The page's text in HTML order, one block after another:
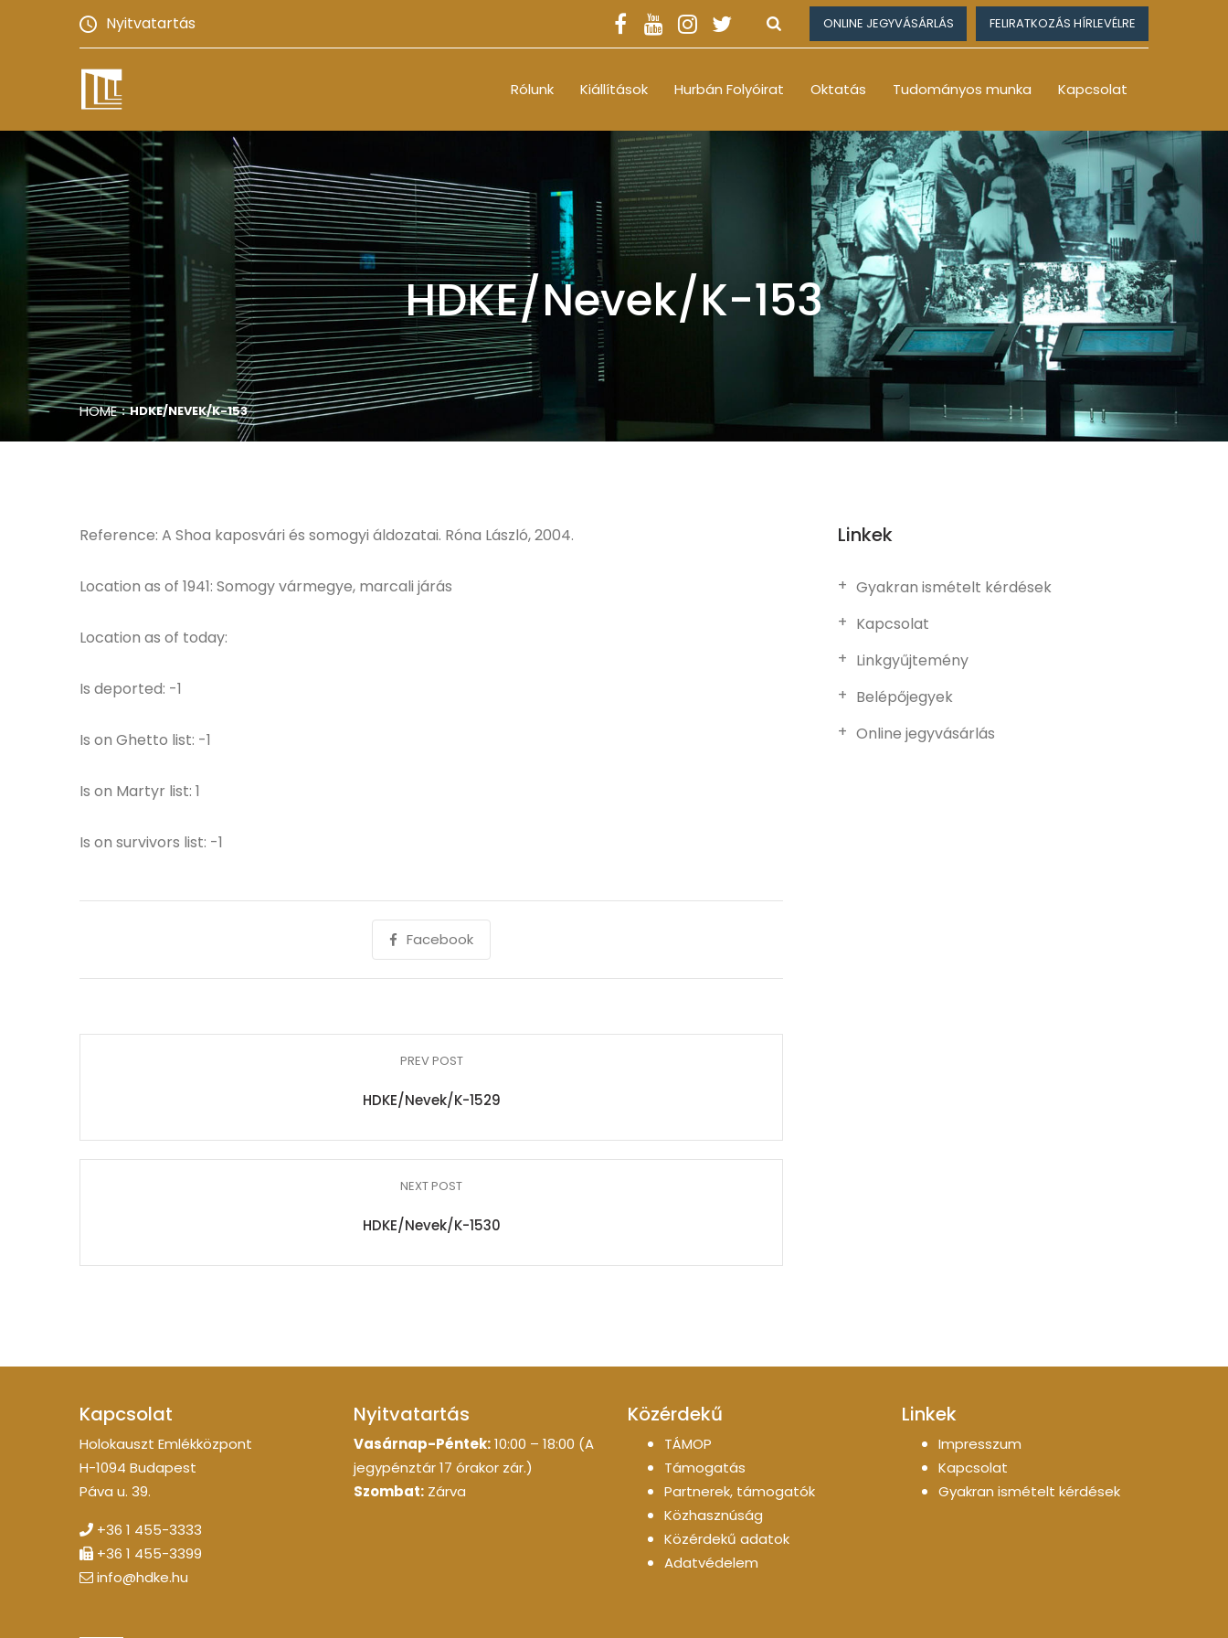
Nyitvatartás ONLINE JEGYVÁSÁRLÁS FELIRATKOZÁS HÍRLEVÉLRE
Rólunk Kiállítások Hurbán Folyóirat Oktatás Tudományos munka Kapcsolat
HDKE/Nevek/K-153
HOME HDKE/NEVEK/K-153
Reference: A Shoa kaposvári és somogyi áldozatai. Róna László, 2004.
Location as of 1941: Somogy vármegye, marcali járás
Location as of today:
Is deported: -1
Is on Ghetto list: -1
Is on Martyr list: 1
Is on survivors list: -1
Facebook
PREV POST
HDKE/Nevek/K-1529
NEXT POST
HDKE/Nevek/K-1530
Linkek
Gyakran ismételt kérdések
Kapcsolat
Linkgyűjtemény
Belépőjegyek
Online jegyvásárlás
Kapcsolat
Holokauszt Emlékközpont
H-1094 Budapest
Páva u. 39.
+36 1 455-3333
+36 1 455-3399
info@hdke.hu
Nyitvatartás
Vasárnap-Péntek:10:00 – 18:00 (A
jegypénztár 17 órakor zár.)
Szombat: Zárva
Közérdekű
TÁMOP
Támogatás
Partnerek, támogatók
Közhasznúság
Közérdekű adatok
Adatvédelem
Linkek
Impresszum
Kapcsolat
Gyakran ismételt kérdések